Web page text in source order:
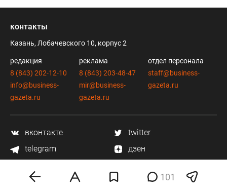
101
контакты
Казань, Лобачевского 10, корпус 2
редакция
8 (843) 202-12-10
info@business-
gazeta.ru
реклама
8 (843) 203-48-47
mir@business-
gazeta.ru
отдел персонала
staff@business-
gazeta.ru
вконтакте
twitter
telegram
дзен